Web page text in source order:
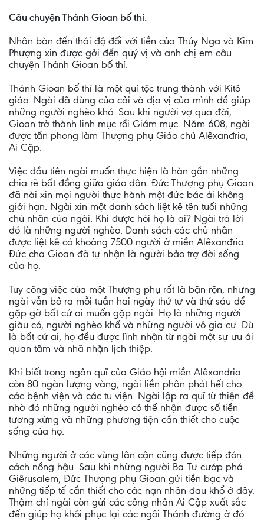
Câu chuyện Thánh Gioan bố thí.
Nhân bàn đến thái độ đối với tiền của Thúy Nga và Kim
Phượng xin được gởi đến quý vị và anh chị em câu
chuyện Thánh Gioan bố thí.
Thánh Gioan bố thí là một quí tộc trung thành với Kitô
giáo. Ngài đã dùng của cải và địa vị của mình để giúp
những người nghèo khó. Sau khi người vợ qua đời,
Gioan trở thành linh mục rồi Giám mục. Năm 608, ngài
được tấn phong làm Thượng phụ Giáo chủ Alêxanđria,
Ai Cập.
Việc đầu tiên ngài muốn thực hiện là hàn gắn những
chia rẽ bất đồng giữa giáo dân. Đức Thượng phụ Gioan
đã nài xin mọi người thực hành một đức bác ái không
giới hạn. Ngài xin một danh sách liệt kê tên tuổi những
chủ nhân của ngài. Khi được hỏi họ là ai? Ngài trả lời
đó là những người nghèo. Danh sách các chủ nhân
được liệt kê có khoảng 7500 người ở miền Alêxanđria.
Đức cha Gioan đã tự nhận là người bảo trợ đời sống
của họ.
Tuy công việc của một Thượng phụ rất là bận rộn, nhưng
ngài vẫn bỏ ra mỗi tuần hai ngày thứ tư và thứ sáu để
gặp gỡ bất cứ ai muốn gặp ngài. Họ là những người
giàu có, người nghèo khổ và những người vô gia cư. Dù
là bất cứ ai, họ đều được lĩnh nhận từ ngài một sự ưu ái
quan tâm và nhã nhặn lịch thiệp.
Khi biết trong ngân quĩ của Giáo hội miền Alêxanđria
còn 80 ngàn lượng vàng, ngài liền phân phát hết cho
các bệnh viện và các tu viện. Ngài lập ra quĩ từ thiện để
nhờ đó những người nghèo có thể nhận được số tiền
tương xứng và những phương tiện cần thiết cho cuộc
sống của họ.
Những người ở các vùng lân cận cũng được tiếp đón
cách nồng hậu. Sau khi những người Ba Tư cướp phá
Giêrusalem, Đức Thượng phụ Gioan gửi tiền bạc và
những tiếp tế cần thiết cho các nạn nhân đau khổ ở đây.
Thậm chí ngài còn gửi các công nhân Ai Cập xuất sắc
đến giúp họ khôi phục lại các ngôi Thánh đường ở đó.